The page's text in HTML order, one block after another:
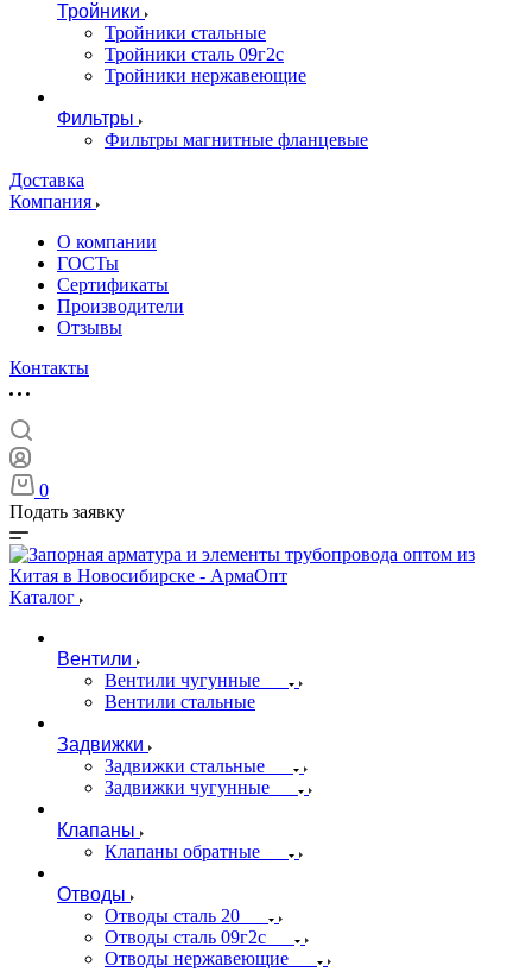
Тройники
Тройники стальные
Тройники сталь 09г2с
Тройники нержавеющие
Фильтры
Фильтры магнитные фланцевые
Доставка
Компания
О компании
ГОСТы
Сертификаты
Производители
Отзывы
Контакты
0
Подать заявку
Каталог
Вентили
Вентили чугунные
Вентили стальные
Задвижки
Задвижки стальные
Задвижки чугунные
Клапаны
Клапаны обратные
Отводы
Отводы сталь 20
Отводы сталь 09г2с
Отводы нержавеющие